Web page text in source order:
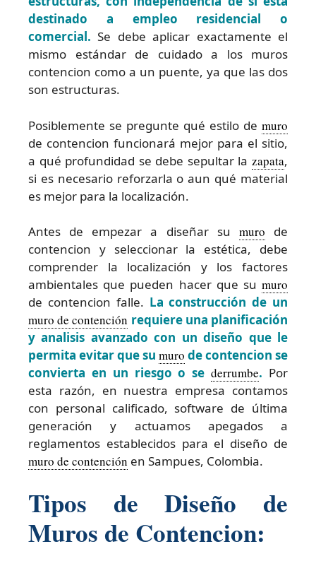
destinado a empleo residencial o
comercial. Se debe aplicar exactamente el
mismo estándar de cuidado a los muros
contencion como a un puente, ya que las dos
son estructuras.
Posiblemente se pregunte qué estilo de muro
de contencion funcionará mejor para el sitio,
a qué profundidad se debe sepultar la zapata,
si es necesario reforzarla o aun qué material
es mejor para la localización.
Antes de empezar a diseñar su muro de
contencion y seleccionar la estética, debe
comprender la localización y los factores
ambientales que pueden hacer que su muro
de contencion falle. La construcción de un
muro de contención requiere una planificación
y analisis avanzado con un diseño que le
permita evitar que su muro de contencion se
convierta en un riesgo o sederrumbe. Por
esta razón, en nuestra empresa contamos
con personal calificado, software de última
generación y actuamos apegados a
reglamentos establecidos para el diseño de
muro de contención en Sampues, Colombia.
Tipos de Diseño de
Muros de Contencion: